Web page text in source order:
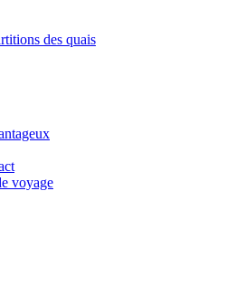
des quais
voyage